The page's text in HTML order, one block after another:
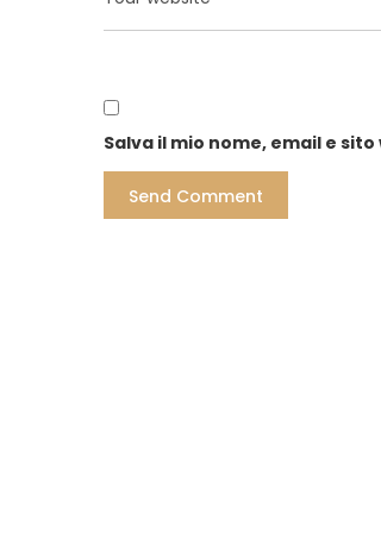
Salva il mio nome, email e